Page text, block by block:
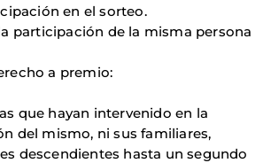
en el sorteo.
participación de la misma persona
a premio:
que hayan intervenido en la
del mismo, ni sus familiares,
descendientes hasta un segundo